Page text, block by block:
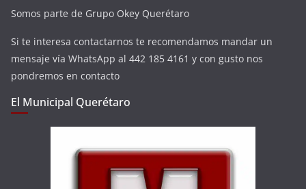
Somos parte de Grupo Okey Querétaro
Si te interesa contactarnos te recomendamos mandar un
mensaje vía WhatsApp al 442 185 4161 y con gusto nos
pondremos en contacto
El Municipal Querétaro